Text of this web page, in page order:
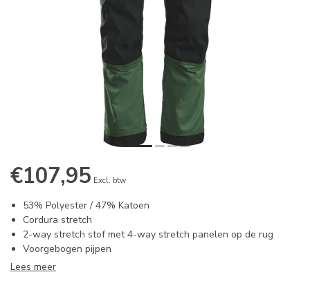
€107,95 Excl. btw
53% Polyester / 47% Katoen
Cordura stretch
2-way stretch stof met 4-way stretch panelen op de rug
Voorgebogen pijpen
Lees meer